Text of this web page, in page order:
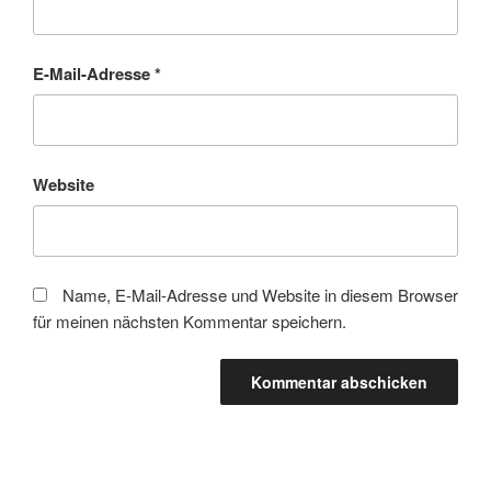
E-Mail-Adresse*
Website
Name, E-Mail-Adresse und Website in diesem Browser
für meinen nächsten Kommentar speichern.